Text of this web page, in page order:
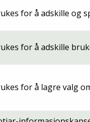
for å adskille og
for å adskille
for å lagre valg